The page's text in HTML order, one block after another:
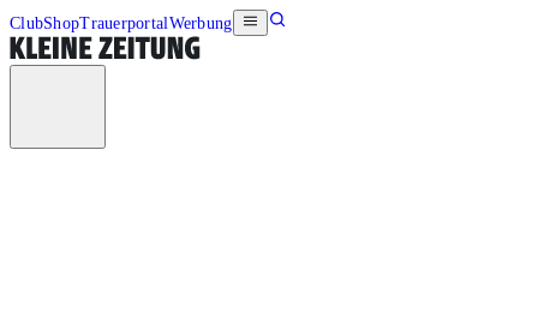
ClubShopTrauerportalWerbung